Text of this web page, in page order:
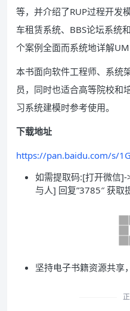
等，并介绍了RUP过程开发
车租赁系统、BBS论坛系统
个案例全面而系统地详解
本书面向软件工程师、系统
员，同时也适合高等院校和
习系统建模时参考使用。
下载地址
https://pan.baidu.com/s/
如需提取码:[打开微信
与人] 回复”3785″ 获取
坚持电子书籍资源共享